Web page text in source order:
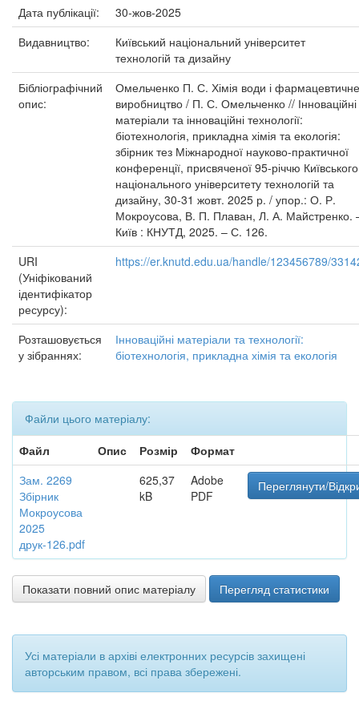
Дата публікації:
30-жов-2025
Видавництво:
Київський національний університет
технологій та дизайну
Бібліографічний
опис:
Омельченко П. С. Хімія води і фармацевтичне
виробництво / П. С. Омельченко // Інноваційні
матеріали та інноваційні технології:
біотехнологія, прикладна хімія та екологія:
збірник тез Міжнародної науково-практичної
конференції, присвяченої 95-річчю Київського
національного університету технологій та
дизайну, 30-31 жовт. 2025 р. / упор.: О. Р.
Мокроусова, В. П. Плаван, Л. А. Майстренко.
Київ : КНУТД, 2025. – С. 126.
URI
(Уніфікований
ідентифікатор
ресурсу):
https://er.knutd.edu.ua/handle/123456789/
Розташовується
у зібраннях:
Інноваційні матеріали та технології:
біотехнологія, прикладна хімія та екологія
Файли цього матеріалу:
Файл
Опис Розмір
Формат
Зам. 2269
Збірник
Мокроусова
2025
друк-126.pdf
625,37
kB
Adobe
PDF
Переглянути/
Показати повний опис матеріалу Перегляд статистики
Усі матеріали в архіві електронних ресурсів захищені
авторським правом, всі права збережені.